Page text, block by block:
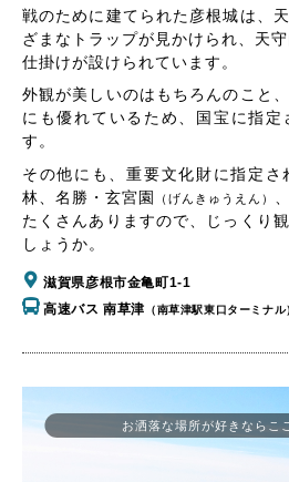
戦のために建てられた彦根城は、
ざまなトラップが見かけられ、天
仕掛けが設けられています。
外観が美しいのはもちろんのこと
にも優れているため、国宝に指定
す。
その他にも、重要文化財に指定さ
林、名勝・玄宮園
（げんきゅうえん）
たくさんありますので、じっくり
しょうか。
滋賀県彦根市金亀町1-1
高速バス 南草津 （南草津駅東口ターミナル
お洒落な場所が好きならこ